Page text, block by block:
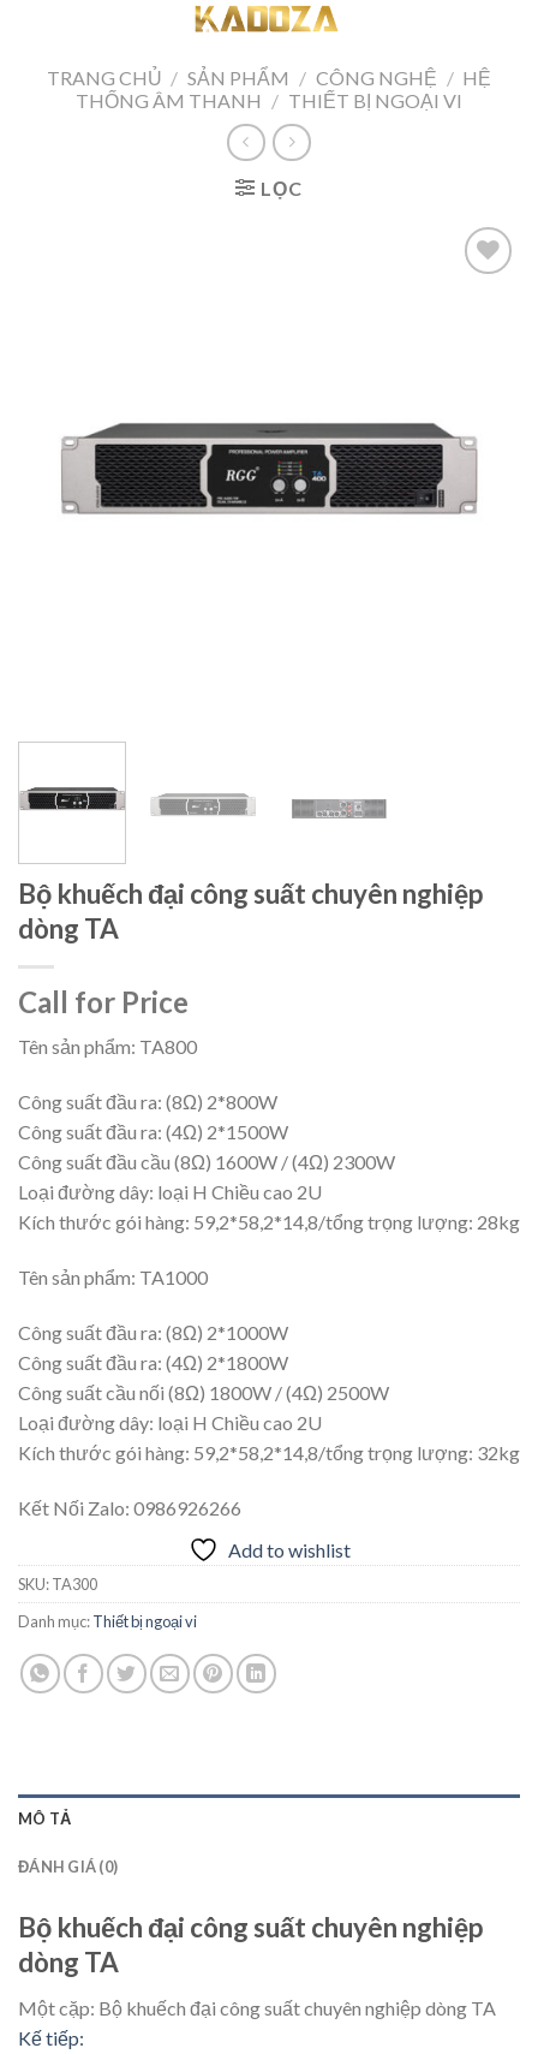
contentTRANG CHỦ / SẢN PHẨM / CÔNG NGHỆ / HỆ
THỐNG ÂM THANH / THIẾT BỊ NGOẠI VI
LỌC
Bộ khuếch đại công suất chuyên nghiệp
dòng TA
Call for Price
Tên sản phẩm: TA800
Công suất đầu ra: (8Ω) 2*800W
Công suất đầu ra: (4Ω) 2*1500W
Công suất đầu cầu (8Ω) 1600W / (4Ω) 2300W
Loại đường dây: loại H Chiều cao 2U
Kích thước gói hàng: 59,2*58,2*14,8/tổng ​​trọng lượng: 28kg
Tên sản phẩm: TA1000
Công suất đầu ra: (8Ω) 2*1000W
Công suất đầu ra: (4Ω) 2*1800W
Công suất cầu nối (8Ω) 1800W / (4Ω) 2500W
Loại đường dây: loại H Chiều cao 2U
Kích thước gói hàng: 59,2*58,2*14,8/tổng ​​trọng lượng: 32kg
Kết Nối Zalo: 0986926266
Add to wishlist
SKU:TA300
Danh mục:Thiết bị ngoại vi
MÔ TẢ
ĐÁNH GIÁ (0)
Bộ khuếch đại công suất chuyên nghiệp
dòng TA
Một cặp: Bộ khuếch đại công suất chuyên nghiệp dòng TA
Kế tiếp: